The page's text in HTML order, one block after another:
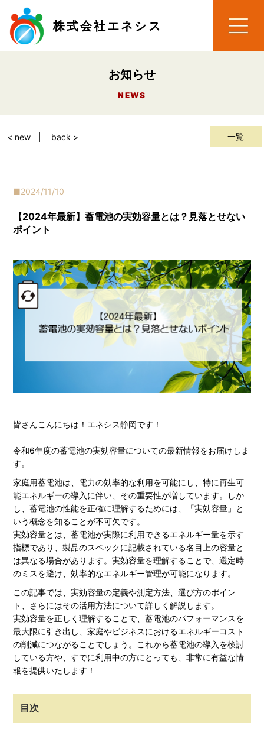
株式会社エネシス
お知らせ
NEWS
一覧
< new back >
2024/11/10
【2024年最新】蓄電池の実効容量とは？見落とせない
ポイント
皆さんこんにちは！エネシス静岡です！
令和6年度の蓄電池の実効容量についての最新情報をお届けしま
す。
家庭用蓄電池は、電力の効率的な利用を可能にし、特に再生可
能エネルギーの導入に伴い、その重要性が増しています。しか
し、蓄電池の性能を正確に理解するためには、「実効容量」と
いう概念を知ることが不可欠です。
実効容量とは、蓄電池が実際に利用できるエネルギー量を示す
指標であり、製品のスペックに記載されている名目上の容量と
は異なる場合があります。実効容量を理解することで、選定時
のミスを避け、効率的なエネルギー管理が可能になります。
この記事では、実効容量の定義や測定方法、選び方のポイン
ト、さらにはその活用方法について詳しく解説します。
実効容量を正しく理解することで、蓄電池のパフォーマンスを
最大限に引き出し、家庭やビジネスにおけるエネルギーコスト
の削減につながることでしょう。これから蓄電池の導入を検討
している方や、すでに利用中の方にとっても、非常に有益な情
報を提供いたします！
目次